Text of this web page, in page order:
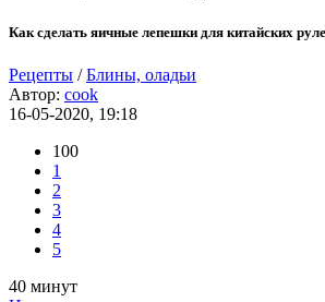
Как сделать яичные лепешки для китайских
Рецепты /Блины, оладьи
Автор: cook
16-05-2020, 19:18
100
1
2
3
4
5
40 минут